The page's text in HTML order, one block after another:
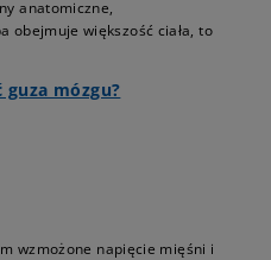
anatomiczne,
obejmuje większość ciała, to
guza mózgu?
wzmożone napięcie mięśni i